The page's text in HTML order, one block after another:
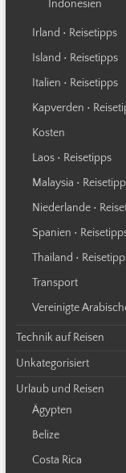
Indonesien
Irland • Reisetipps
Island • Reisetipps
Italien • Reisetipps
Kapverden •
Kosten
Laos • Reisetipps
Malaysia •
Niederlande •
Spanien •
Thailand •
Transport
Vereinigte
Technik auf Reisen
Unkategorisiert
Urlaub und Reisen
Ägypten
Belize
Costa Rica